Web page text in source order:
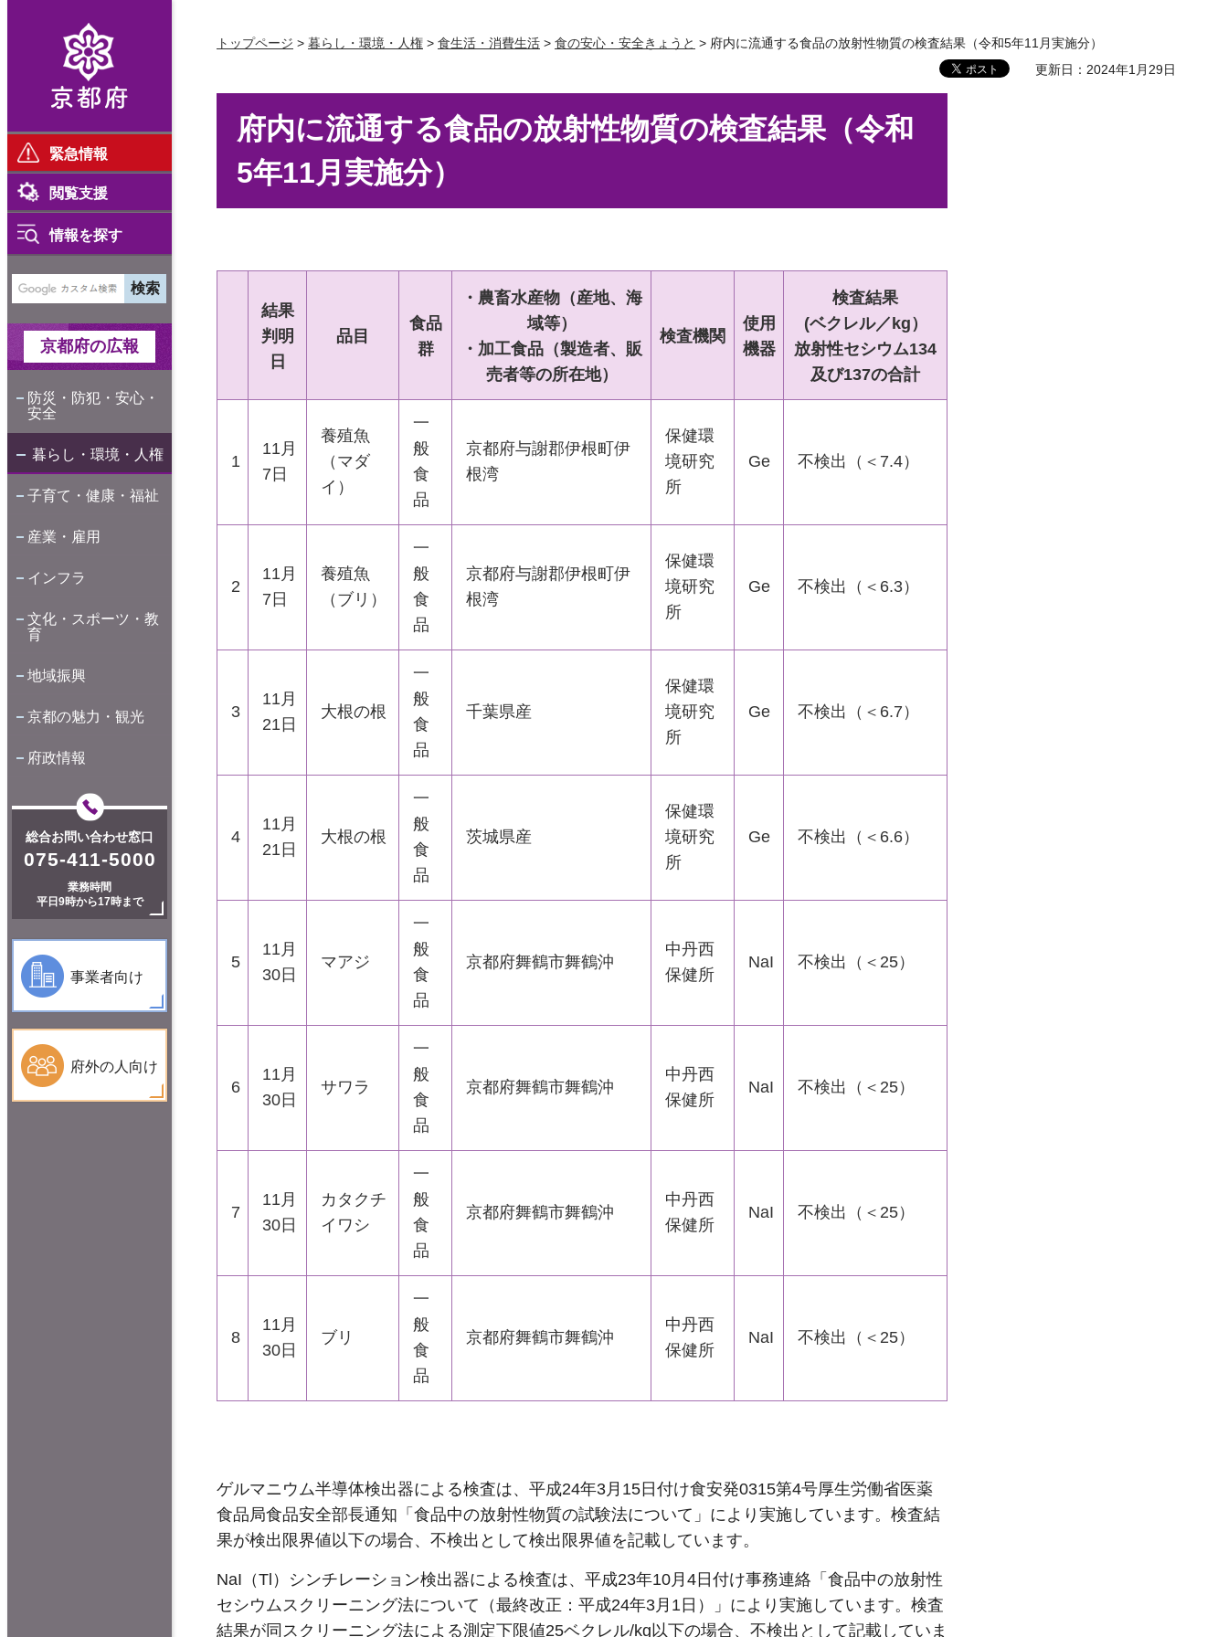
緊急情報
閲覧支援
情報を探す
京都府の広報
防災・防犯・安心・
安全
暮らし・環境・人権
子育て・健康・福祉
産業・雇用
インフラ
文化・スポーツ・教
育
地域振興
京都の魅力・観光
府政情報
総合お問い合わせ窓口
075-411-5000
業務時間
平日9時から17時まで
事業者向け
府外の人向け
トップページ > 暮らし・環境・人権 > 食生活・消費生活 > 食の安心・安全きょうと > 府内に流通する食品の放射性物質の検査結果（令和5年11月実施分）
更新日：2024年1月29日
府内に流通する食品の放射性物質の検査結果（令和
5年11月実施分）
結果
判明
日
品目
食品
群
・農畜水産物（産地、海
域等）
・加工食品（製造者、 販
売者等の所在地）
検査機関
使用
機器
検査結果
(ベクレル／kg）
放射性セシウム134
及び137の合計
1
11月
7日
養殖魚
（マダ
イ）
一
般
食
品
京都府与謝郡伊根町伊
根湾
保健環
境研究
所
Ge 不検出（＜7.4）
2
11月
7日
養殖魚
（ブリ）
一
般
食
品
京都府与謝郡伊根町伊
根湾
保健環
境研究
所
Ge 不検出（＜6.3）
3
11月
21日
大根の根
一
般
食
品
千葉県産
保健環
境研究
所
Ge 不検出（＜6.7）
4
11月
21日
大根の根
一
般
食
品
茨城県産
保健環
境研究
所
Ge 不検出（＜6.6）
5
11月
30日
マアジ
一
般
食
品
京都府舞鶴市舞鶴沖
中丹西
保健所
NaI 不検出（＜25）
6
11月
30日
サワラ
一
般
食
品
京都府舞鶴市舞鶴沖
中丹西
保健所
NaI 不検出（＜25）
7
11月
30日
カタクチ
イワシ
一
般
食
品
京都府舞鶴市舞鶴沖
中丹西
保健所
NaI 不検出（＜25）
8
11月
30日
ブリ
一
般
食
品
京都府舞鶴市舞鶴沖
中丹西
保健所
NaI 不検出（＜25）
ゲルマニウム半導体検出器による検査は、平成24年3月15日付け食安発0315第4号厚生労働省医薬
食品局食品安全部長通知「食品中の放射性物質の試験法について」により実施しています。検査結
果が検出限界値以下の場合、不検出として検出限界値を記載しています。
NaI（Tl）シンチレーション検出器による検査は、平成23年10月4日付け事務連絡「食品中の放射性
セシウムスクリーニング法について（最終改正：平成24年3月1日）」により実施しています。検査
結果が同スクリーニング法による測定下限値25ベクレル/kg以下の場合、不検出として記載していま